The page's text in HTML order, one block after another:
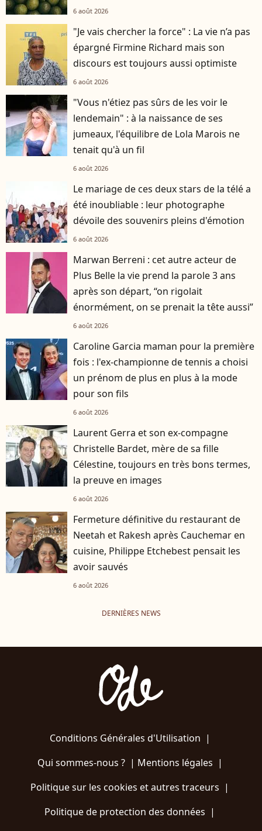
6 août 2026
"Je vais chercher la force" : La vie n’a pas
épargné Firmine Richard mais son
discours est toujours aussi optimiste
6 août 2026
"Vous n'étiez pas sûrs de les voir le
lendemain" : à la naissance de ses
jumeaux, l'équilibre de Lola Marois ne
tenait qu'à un fil
6 août 2026
Le mariage de ces deux stars de la télé a
été inoubliable : leur photographe
dévoile des souvenirs pleins d'émotion
6 août 2026
Marwan Berreni : cet autre acteur de
Plus Belle la vie prend la parole 3 ans
après son départ, “on rigolait
énormément, on se prenait la tête aussi”
6 août 2026
Caroline Garcia maman pour la première
fois : l'ex-championne de tennis a choisi
un prénom de plus en plus à la mode
pour son fils
6 août 2026
Laurent Gerra et son ex-compagne
Christelle Bardet, mère de sa fille
Célestine, toujours en très bons termes,
la preuve en images
6 août 2026
Fermeture définitive du restaurant de
Neetah et Rakesh après Cauchemar en
cuisine, Philippe Etchebest pensait les
avoir sauvés
6 août 2026
DERNIÈRES NEWS
Conditions Générales d'Utilisation |
Qui sommes-nous ?| Mentions légales |
Politique sur les cookies et autres traceurs |
Politique de protection des données |